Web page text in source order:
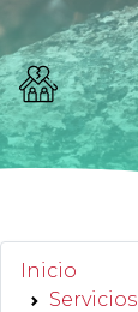
Inicio
Servicios